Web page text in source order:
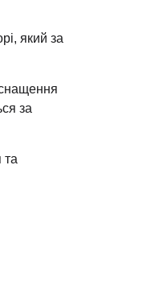
який за
за
та